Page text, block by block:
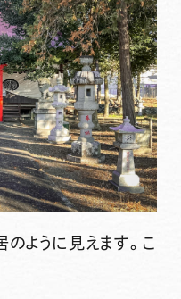
ように見えます。こ